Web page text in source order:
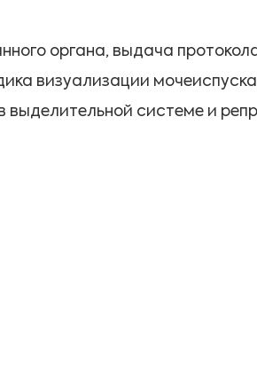
органа, выдача
визуализации
выделительной системе и